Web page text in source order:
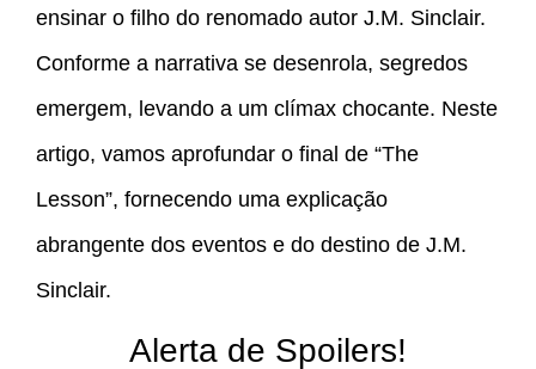
ensinar o filho do renomado autor J.M. Sinclair.
Conforme a narrativa se desenrola, segredos
emergem, levando a um clímax chocante. Neste
artigo, vamos aprofundar o final de “The
Lesson”, fornecendo uma explicação
abrangente dos eventos e do destino de J.M.
Sinclair.
Alerta de Spoilers!